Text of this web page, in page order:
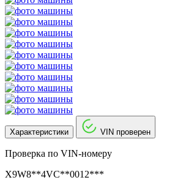
Характеристики VIN проверен
Проверка по VIN-номеру
X9W8**4VC**0012***